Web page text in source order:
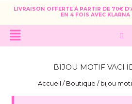
LIVRAISON OFFERTE À PARTIR DE 70€
EN 4 FOIS AVEC KLARNA
BIJOU MOTIF
Accueil / Boutique / bijou